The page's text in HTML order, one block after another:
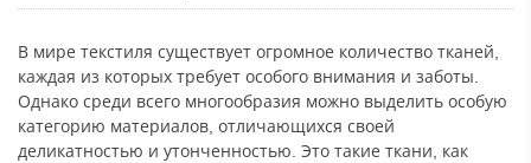
В мире текстиля существует огромное количество тканей,
каждая из которых требует особого внимания и заботы.
Однако среди всего многообразия можно выделить особую
категорию материалов, отличающихся своей
деликатностью и утонченностью. Это такие ткани, как